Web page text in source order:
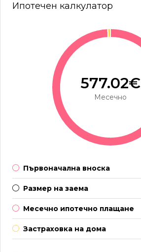
Ипотечен калкулатор
577.02€
Месечно
Първоначална вноска
Размер на заема
Месечно ипотечно плащане
Застраховка на дома